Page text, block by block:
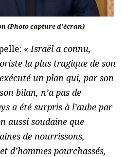
(Photo capture d’écran)
«Israël a connu,
la plus tragique de son
un plan qui, par son
bilan, n’a pas de
a été surpris à l’aube par
aussi soudaine que
de nourrissons,
d’hommes pourchassés,